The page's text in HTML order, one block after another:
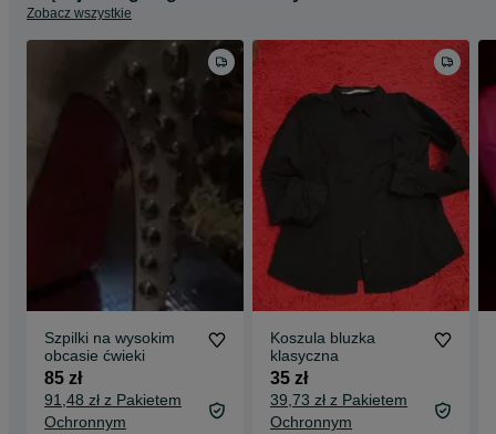
Zobacz wszystkie
Szpilki na wysokim
obcasie ćwieki
85 zł
91,48 zł z Pakietem
Ochronnym
Koszula bluzka
klasyczna
35 zł
39,73 zł z Pakietem
Ochronnym